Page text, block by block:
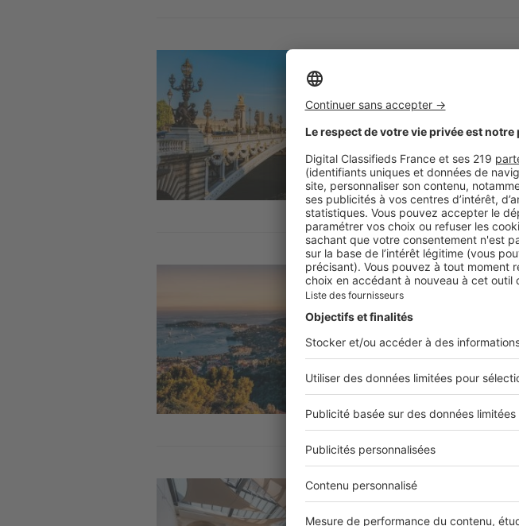
Image
Habitez-
de France
De Paris à
publié son
villes
Destinations
Littoral :
Offrant un
acquéreurs les
l’Hexagone ?
Image
Habiter